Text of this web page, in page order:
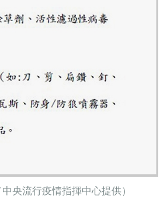
央流行疫情指揮中心提供）